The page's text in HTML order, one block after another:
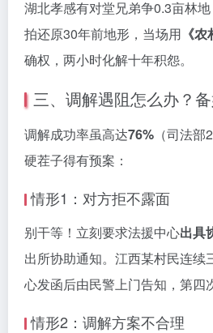
湖北孝感有对堂兄弟争0.3亩林
拍还原30年前地形，当场用 《
确权，两小时化解十年积怨。
三、调解遇阻怎么办？
调解成功率虽高达76% （司法
硬茬子得有预案：
情形1：对方拒不露面
别干等！立刻要求法援中心出具
出所协助通知。江西某村民连续
心发函后由民警上门告知，第四
情形2：调解方案不合理